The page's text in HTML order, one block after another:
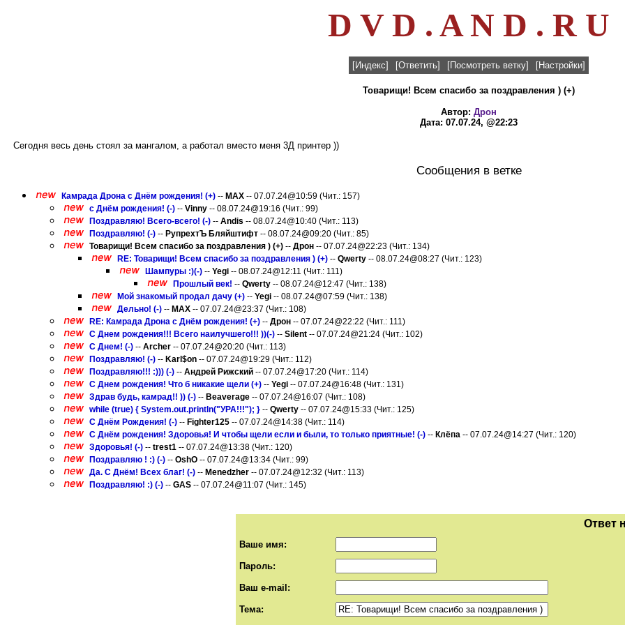
D V D . A N D . R U
[Индекс] [Ответить] [Посмотреть ветку] [Настройки]
Товарищи! Всем спасибо за поздравления ) (+)
Автор: Дрон
Дата: 07.07.24, @22:23
Сегодня весь день стоял за мангалом, а работал вместо меня 3Д принтер ))
Сообщения в ветке
Камрада Дрона с Днём рождения! (+) -- MAX -- 07.07.24@10:59 (Чит.: 157)
с Днём рождения! (-) -- Vinny -- 08.07.24@19:16 (Чит.: 99)
Поздравляю! Всего-всего! (-) -- Andis -- 08.07.24@10:40 (Чит.: 113)
Поздравляю! (-) -- РупрехтЪ Бляйштифт -- 08.07.24@09:20 (Чит.: 85)
Товарищи! Всем спасибо за поздравления ) (+) -- Дрон -- 07.07.24@22:23 (Чит.: 134)
RE: Товарищи! Всем спасибо за поздравления ) (+) -- Qwerty -- 08.07.24@08:27 (Чит.: 123)
Шампуры :)(-) -- Yegi -- 08.07.24@12:11 (Чит.: 111)
Прошлый век! -- Qwerty -- 08.07.24@12:47 (Чит.: 138)
Мой знакомый продал дачу (+) -- Yegi -- 08.07.24@07:59 (Чит.: 138)
Дельно! (-) -- MAX -- 07.07.24@23:37 (Чит.: 108)
RE: Камрада Дрона с Днём рождения! (+) -- Дрон -- 07.07.24@22:22 (Чит.: 111)
С Днем рождения!!! Всего наилучшего!!! ))(-) -- Silent -- 07.07.24@21:24 (Чит.: 102)
С Днем! (-) -- Archer -- 07.07.24@20:20 (Чит.: 113)
Поздравляю! (-) -- Karl$on -- 07.07.24@19:29 (Чит.: 112)
Поздравляю!!! :))) (-) -- Андрей Рижский -- 07.07.24@17:20 (Чит.: 114)
С Днем рождения! Что б никакие щели (+) -- Yegi -- 07.07.24@16:48 (Чит.: 131)
Здрав будь, камрад!! )) (-) -- Beaverage -- 07.07.24@16:07 (Чит.: 108)
while (true) { System.out.println("УРА!!!"); } -- Qwerty -- 07.07.24@15:33 (Чит.: 125)
С Днём Рождения! (-) -- Fighter125 -- 07.07.24@14:38 (Чит.: 114)
С Днём рождения! Здоровья! И чтобы щели если и были, то только приятные! (-) -- Клёпа -- 07.07.24@14:27 (Чит.: 120)
Здоровья! (-) -- trest1 -- 07.07.24@13:38 (Чит.: 120)
Поздравляю ! :) (-) -- OshO -- 07.07.24@13:34 (Чит.: 99)
Да. С Днём! Всех благ! (-) -- Menedzher -- 07.07.24@12:32 (Чит.: 113)
Поздравляю! :) (-) -- GAS -- 07.07.24@11:07 (Чит.: 145)
Ответ
Ваше имя:
Пароль:
Ваш e-mail:
Тема: